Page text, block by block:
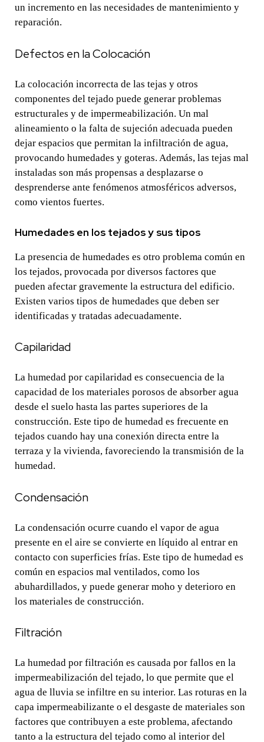
un incremento en las necesidades de mantenimiento y
reparación.
Defectos en la Colocación
La colocación incorrecta de las tejas y otros
componentes del tejado puede generar problemas
estructurales y de impermeabilización. Un mal
alineamiento o la falta de sujeción adecuada pueden
dejar espacios que permitan la infiltración de agua,
provocando humedades y goteras. Además, las tejas mal
instaladas son más propensas a desplazarse o
desprenderse ante fenómenos atmosféricos adversos,
como vientos fuertes.
Humedades en los tejados y sus tipos
La presencia de humedades es otro problema común en
los tejados, provocada por diversos factores que
pueden afectar gravemente la estructura del edificio.
Existen varios tipos de humedades que deben ser
identificadas y tratadas adecuadamente.
Capilaridad
La humedad por capilaridad es consecuencia de la
capacidad de los materiales porosos de absorber agua
desde el suelo hasta las partes superiores de la
construcción. Este tipo de humedad es frecuente en
tejados cuando hay una conexión directa entre la
terraza y la vivienda, favoreciendo la transmisión de la
humedad.
Condensación
La condensación ocurre cuando el vapor de agua
presente en el aire se convierte en líquido al entrar en
contacto con superficies frías. Este tipo de humedad es
común en espacios mal ventilados, como los
abuhardillados, y puede generar moho y deterioro en
los materiales de construcción.
Filtración
La humedad por filtración es causada por fallos en la
impermeabilización del tejado, lo que permite que el
agua de lluvia se infiltre en su interior. Las roturas en la
capa impermeabilizante o el desgaste de materiales son
factores que contribuyen a este problema, afectando
tanto a la estructura del tejado como al interior del